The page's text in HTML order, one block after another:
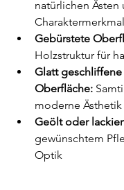
natürlichen Ästen
Gebürstete
Holzstruktur für
Glatt geschliffene
Oberfläche:
moderne Ästhetik
Geölt oder
gewünschtem
Optik